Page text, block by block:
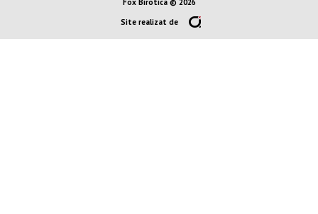
Fox Birotica © 2026
Site realizat de